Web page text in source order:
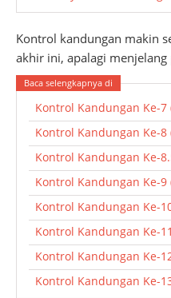
Kontrol kandungan makin
akhir ini, apalagi menjelang
Kontrol Kandungan Ke-7
Kontrol Kandungan Ke-8
Kontrol Kandungan Ke-
Kontrol Kandungan Ke-9
Kontrol Kandungan Ke-
Kontrol Kandungan Ke-
Kontrol Kandungan Ke-
Kontrol Kandungan Ke-